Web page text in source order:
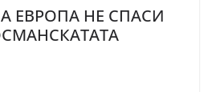
ЕВРОПА НЕ СПАСИ